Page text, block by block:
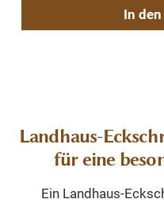
In
Landhaus-
für eine
Ein Landhaus-